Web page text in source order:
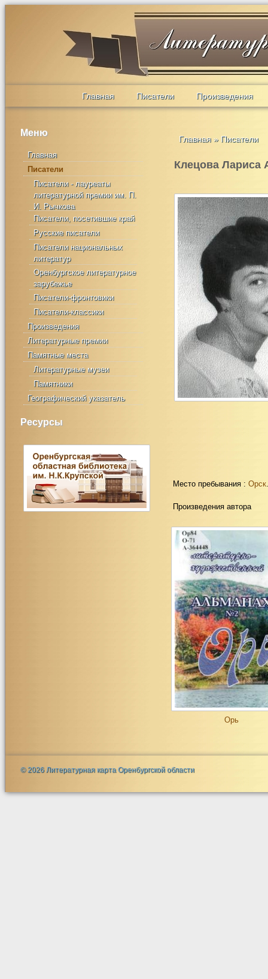
Главная Писатели Произведения
Меню
Главная
Писатели
Писатели - лауреаты
литературной премии им. П.
И. Рычкова
Писатели, посетившие край
Русские писатели
Писатели национальных
литератур
Оренбургское литературное
зарубежье
Писатели-фронтовики
Писатели-классики
Произведения
Литературные премии
Памятные места
Литературные музеи
Памятники
Географический указатель
Ресурсы
Главная » Писатели
Клецова Лариса
Место пребывания : Орск.
Произведения автора
Орь
© 2026 Литературная карта Оренбургской области